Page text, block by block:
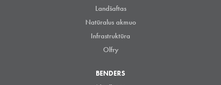
Landšaftas
Natūralus akmuo
Infrastruktūra
Olfry
BENDERS